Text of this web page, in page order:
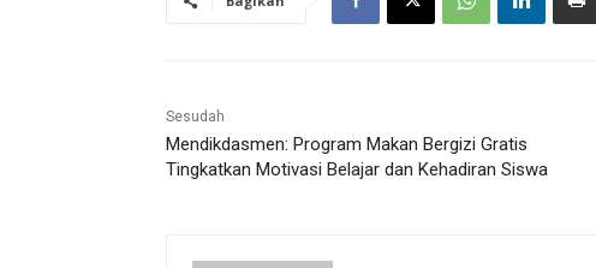
Sesudah
Mendikdasmen: Program Makan Bergizi Gratis
Tingkatkan Motivasi Belajar dan Kehadiran Siswa